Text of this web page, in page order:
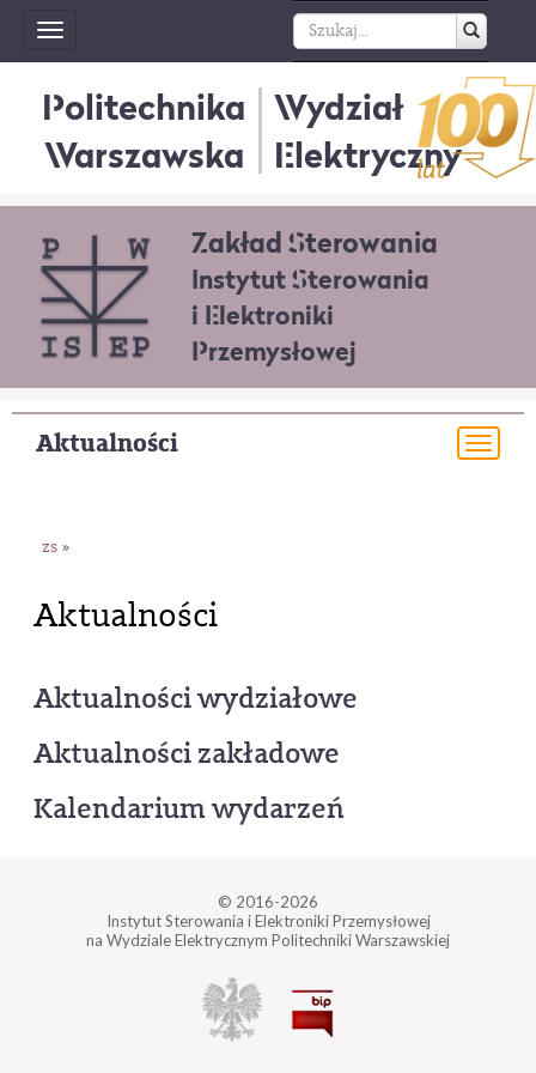
Toggle
navigation
Politechnika
Warszawska
Wydział
Elektryczny
Zakład Sterowania
Instytut Sterowania
i Elektroniki
Przemysłowej
Aktualności
zs »
Aktualności
Aktualności wydziałowe
Aktualności zakładowe
Kalendarium wydarzeń
© 2016-2026
Instytut Sterowania i Elektroniki Przemysłowej
na Wydziale Elektrycznym Politechniki Warszawskiej